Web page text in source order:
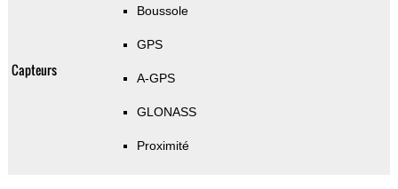
Capteurs
Boussole
GPS
A-GPS
GLONASS
Proximité